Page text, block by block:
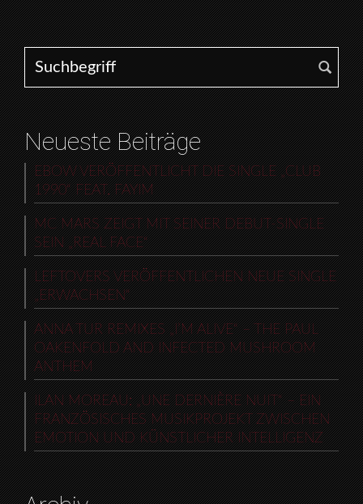
Search for:
Neueste Beiträge
EBOW VERÖFFENTLICHT DIE SINGLE „CLUB
1990“ FEAT. FAYIM
MC MARS ZEIGT MIT SEINER DEBUT-SINGLE
SEIN „REAL FACE“
LEFTOVERS VERÖFFENTLICHEN NEUE SINGLE
„ERWACHSEN“
ANNA TUR REMIXES „I’M ALIVE“ – THE PAUL
OAKENFOLD AND INFECTED MUSHROOM
ANTHEM
ILAN MOREAU: „UNE DERNIÈRE NUIT“ – EIN
FRANZÖSISCHES MUSIKPROJEKT ZWISCHEN
EMOTION UND KÜNSTLICHER INTELLIGENZ